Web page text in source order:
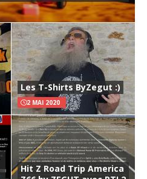
Les T-Shirts ByZegut :)
2 MAI 2020
Hit Z Road Trip America